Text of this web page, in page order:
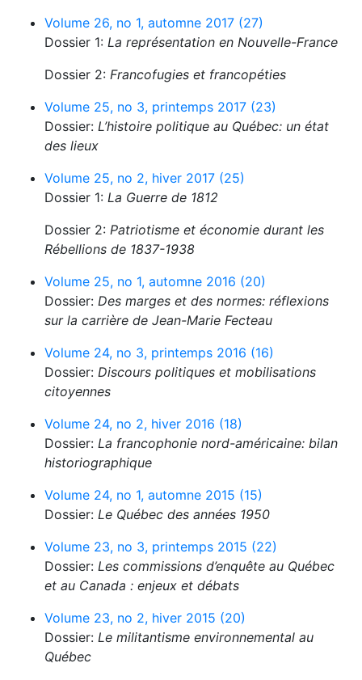
Volume 26, no 1, automne 2017 (27)
Dossier 1: La représentation en Nouvelle-France
Dossier 2: Francofugies et francopéties
Volume 25, no 3, printemps 2017 (23)
Dossier: L’histoire politique au Québec: un état
des lieux
Volume 25, no 2, hiver 2017 (25)
Dossier 1: La Guerre de 1812
Dossier 2: Patriotisme et économie durant les
Rébellions de 1837-1938
Volume 25, no 1, automne 2016 (20)
Dossier: Des marges et des normes: réflexions
sur la carrière de Jean-Marie Fecteau
Volume 24, no 3, printemps 2016 (16)
Dossier: Discours politiques et mobilisations
citoyennes
Volume 24, no 2, hiver 2016 (18)
Dossier: La francophonie nord-américaine: bilan
historiographique
Volume 24, no 1, automne 2015 (15)
Dossier: Le Québec des années 1950
Volume 23, no 3, printemps 2015 (22)
Dossier: Les commissions d’enquête au Québec
et au Canada : enjeux et débats
Volume 23, no 2, hiver 2015 (20)
Dossier: Le militantisme environnemental au
Québec